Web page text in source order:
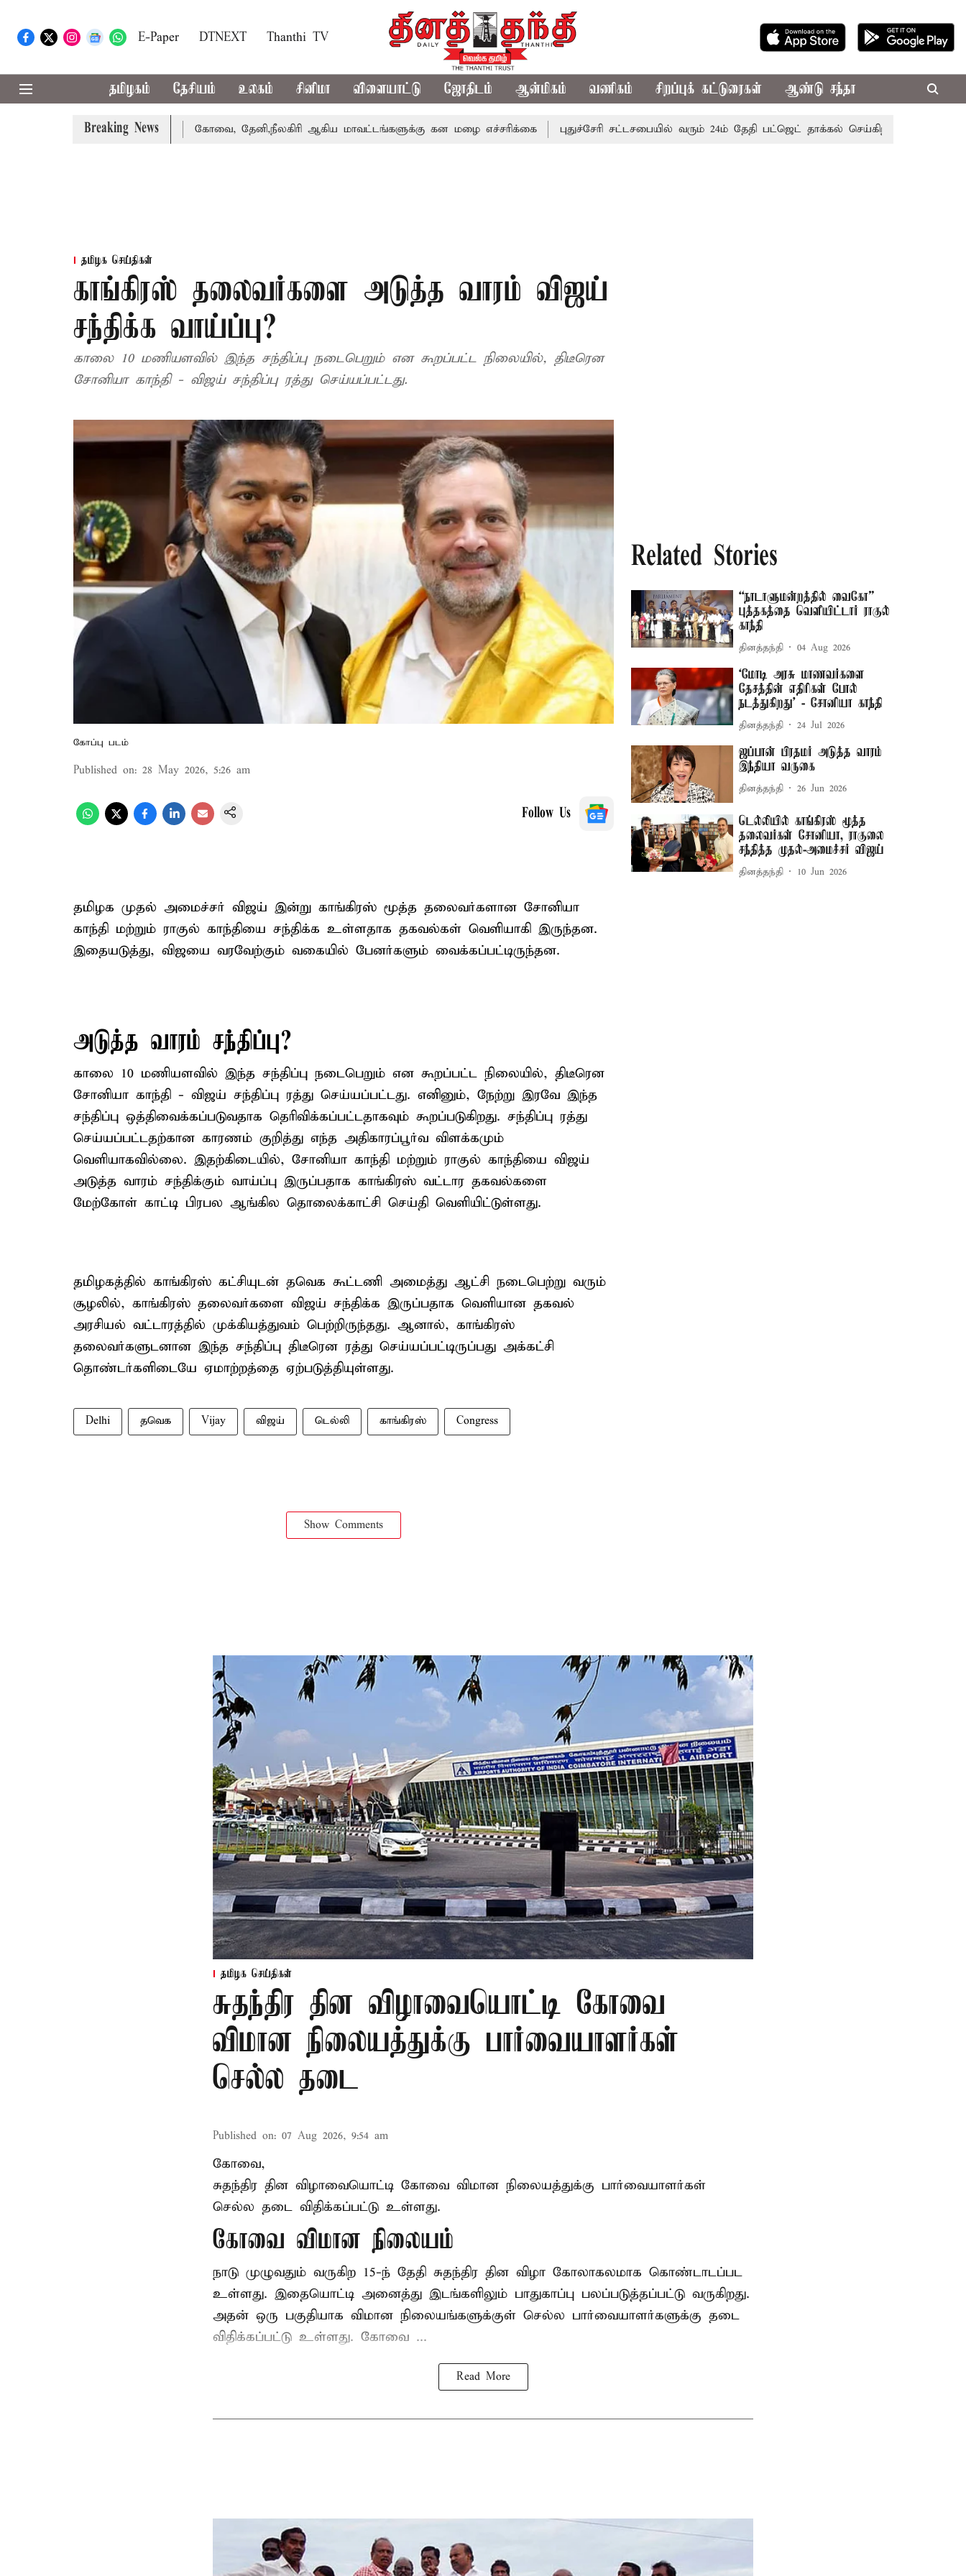
E-Paper DTNEXT Thanthi TV
தமிழகம் தேசியம் உலகம் சினிமா விளையாட்டு ஜோதிடம் ஆன்மிகம் வணிகம் சிறப்புக் கட்டுரைகள் ஆண்டு சந்தா
Breaking News
வாபஸ் பெற்றார் சங்கீதா கோவை, தேனி,நீலகிரி ஆகிய மாவட்டங்களுக்கு கன மழை எச்சரிக்கை புதுச்சேரி சட்டசபையில் வரும் 24ம் தேதி பட்ஜெட் தாக்கல் செய்கிறார் முதல்-அமைச்சர்
தமிழக செய்திகள்
காங்கிரஸ் தலைவர்களை அடுத்த வாரம் விஜய்
சந்திக்க வாய்ப்பு?
காலை 10 மணியளவில் இந்த சந்திப்பு நடைபெறும் என கூறப்பட்ட நிலையில், திடீரென
சோனியா காந்தி - விஜய் சந்திப்பு ரத்து செய்யப்பட்டது.
கோப்பு படம்
Published on: 28 May 2026, 5:26 am
Follow Us
தமிழக முதல் அமைச்சர் விஜய் இன்று காங்கிரஸ் மூத்த தலைவர்களான சோனியா
காந்தி மற்றும் ராகுல் காந்தியை சந்திக்க உள்ளதாக தகவல்கள் வெளியாகி இருந்தன.
இதையடுத்து, விஜயை வரவேற்கும் வகையில் பேனர்களும் வைக்கப்பட்டிருந்தன.
அடுத்த வாரம் சந்திப்பு?
காலை 10 மணியளவில் இந்த சந்திப்பு நடைபெறும் என கூறப்பட்ட நிலையில், திடீரென
சோனியா காந்தி - விஜய் சந்திப்பு ரத்து செய்யப்பட்டது. எனினும், நேற்று இரவே இந்த
சந்திப்பு ஒத்திவைக்கப்படுவதாக தெரிவிக்கப்பட்டதாகவும் கூறப்படுகிறது. சந்திப்பு ரத்து
செய்யப்பட்டதற்கான காரணம் குறித்து எந்த அதிகாரப்பூர்வ விளக்கமும்
வெளியாகவில்லை. இதற்கிடையில், சோனியா காந்தி மற்றும் ராகுல் காந்தியை விஜய்
அடுத்த வாரம் சந்திக்கும் வாய்ப்பு இருப்பதாக காங்கிரஸ் வட்டார தகவல்களை
மேற்கோள் காட்டி பிரபல ஆங்கில தொலைக்காட்சி செய்தி வெளியிட்டுள்ளது.
தமிழகத்தில் காங்கிரஸ் கட்சியுடன் தவெக கூட்டணி அமைத்து ஆட்சி நடைபெற்று வரும்
சூழலில், காங்கிரஸ் தலைவர்களை விஜய் சந்திக்க இருப்பதாக வெளியான தகவல்
அரசியல் வட்டாரத்தில் முக்கியத்துவம் பெற்றிருந்தது. ஆனால், காங்கிரஸ்
தலைவர்களுடனான இந்த சந்திப்பு திடீரென ரத்து செய்யப்பட்டிருப்பது அக்கட்சி
தொண்டர்களிடையே ஏமாற்றத்தை ஏற்படுத்தியுள்ளது.
Delhi தவெக Vijay விஜய் டெல்லி காங்கிரஸ் Congress
Show Comments
Related Stories
“நாடாளுமன்றத்தில் வைகோ”
புத்தகத்தை வெளியிட்டார் ராகுல்
காந்தி
தினத்தந்தி 04 Aug 2026
‘மோடி அரசு மாணவர்களை
தேசத்தின் எதிரிகள் போல்
நடத்துகிறது’ - சோனியா காந்தி
தினத்தந்தி 24 Jul 2026
ஜப்பான் பிரதமர் அடுத்த வாரம்
இந்தியா வருகை
தினத்தந்தி 26 Jun 2026
டெல்லியில் காங்கிரஸ் மூத்த
தலைவர்கள் சோனியா, ராகுலை
சந்தித்த முதல்-அமைச்சர் விஜய்
தினத்தந்தி 10 Jun 2026
தமிழக செய்திகள்
சுதந்திர தின விழாவையொட்டி கோவை
விமான நிலையத்துக்கு பார்வையாளர்கள்
செல்ல தடை
Published on: 07 Aug 2026, 9:54 am
கோவை,
சுதந்திர தின விழாவையொட்டி கோவை விமான நிலையத்துக்கு பார்வையாளர்கள்
செல்ல தடை விதிக்கப்பட்டு உள்ளது.
கோவை விமான நிலையம்
நாடு முழுவதும் வருகிற 15-ந் தேதி சுதந்திர தின விழா கோலாகலமாக கொண்டாடப்பட
உள்ளது. இதையொட்டி அனைத்து இடங்களிலும் பாதுகாப்பு பலப்படுத்தப்பட்டு வருகிறது.
அதன் ஒரு பகுதியாக விமான நிலையங்களுக்குள் செல்ல பார்வையாளர்களுக்கு தடை
விதிக்கப்பட்டு உள்ளது. கோவை ...
Read More